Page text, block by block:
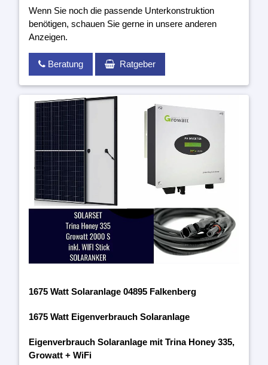
Wenn Sie noch die passende Unterkonstruktion
benötigen, schauen Sie gerne in unsere anderen
Anzeigen.
Beratung Ratgeber
1675 Watt Solaranlage 04895 Falkenberg
1675 Watt Eigenverbrauch Solaranlage
Eigenverbrauch Solaranlage mit Trina Honey 335,
Growatt + WiFi